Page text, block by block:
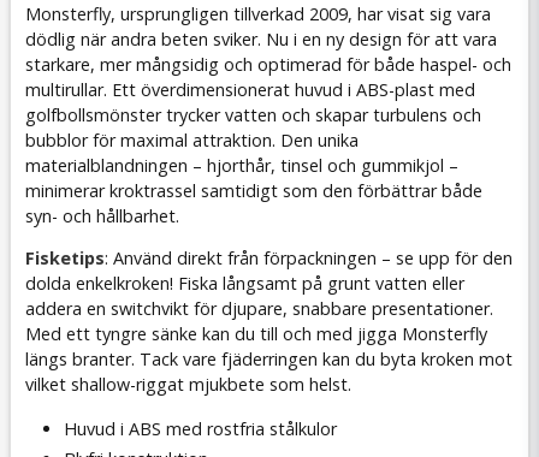
Monsterfly, ursprungligen tillverkad 2009, har visat sig vara
dödlig när andra beten sviker. Nu i en ny design för att vara
starkare, mer mångsidig och optimerad för både haspel- och
multirullar. Ett överdimensionerat huvud i ABS-plast med
golfbollsmönster trycker vatten och skapar turbulens och
bubblor för maximal attraktion. Den unika
materialblandningen – hjorthår, tinsel och gummikjol –
minimerar kroktrassel samtidigt som den förbättrar både
syn- och hållbarhet.
Fisketips: Använd direkt från förpackningen – se upp för den
dolda enkelkroken! Fiska långsamt på grunt vatten eller
addera en switchvikt för djupare, snabbare presentationer.
Med ett tyngre sänke kan du till och med jigga Monsterfly
längs branter. Tack vare fjäderringen kan du byta kroken mot
vilket shallow-riggat mjukbete som helst.
Huvud i ABS med rostfria stålkulor